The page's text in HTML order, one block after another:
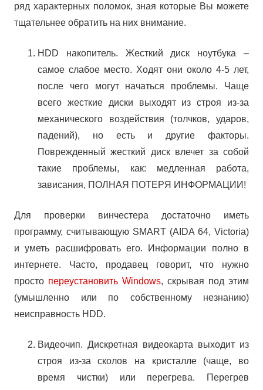
ряд характерных поломок, зная которые Вы можете
тщательнее обратить на них внимание.
HDD накопитель. Жесткий диск ноутбука –
самое слабое место. Ходят они около 4-5 лет,
после чего могут начаться проблемы. Чаще
всего жесткие диски выходят из строя из-за
механического воздействия (толчков, ударов,
падений), но есть и другие факторы.
Поврежденный жесткий диск влечет за собой
такие проблемы, как: медленная работа,
зависания, ПОЛНАЯ ПОТЕРЯ ИНФОРМАЦИИ!
Для проверки винчестера достаточно иметь
программу, считывающую SMART (AIDA 64, Victoria)
и уметь расшифровать его. Информации полно в
интернете. Часто, продавец говорит, что нужно
просто переустановить Windows, скрывая под этим
(умышленно или по собственному незнанию)
неисправность HDD.
Видеочип. Дискретная видеокарта выходит из
строя из-за сколов на кристалле (чаще, во
время чистки) или перегрева. Перегрев